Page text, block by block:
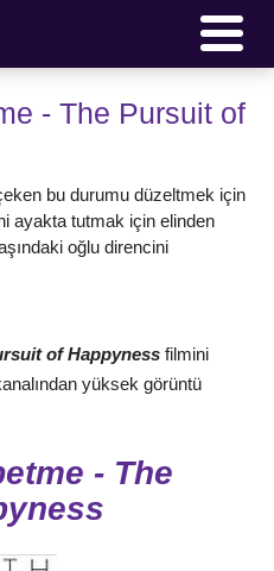
- The Pursuit of
bu durumu düzeltmek için
ayakta tutmak için elinden
oğlu direncini
of Happyness filmini
yüksek görüntü
- The